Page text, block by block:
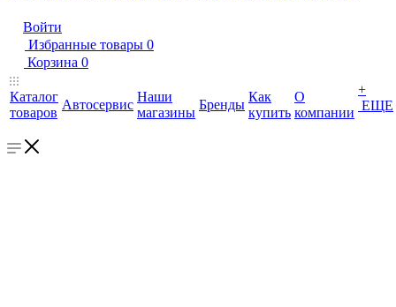
Войти
Избранные товары 0
Корзина 0
Каталог
товаров
Автосервис
Наши
магазины
Бренды
Как
купить
О
компании
+
ЕЩЕ